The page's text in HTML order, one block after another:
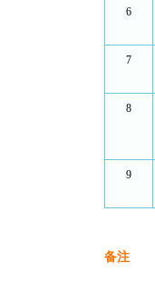
6
7
8
9
备注